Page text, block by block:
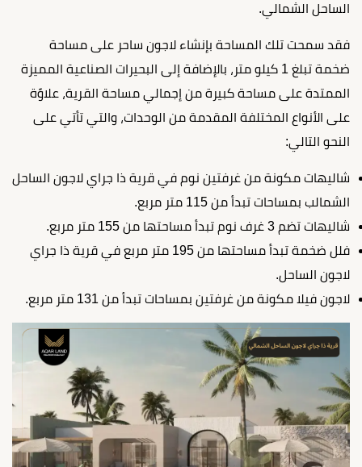
الساحل الشمالي.
فقد سمحت تلك المساحة بإنشاء لاجون ساحر على مساحة
ضخمة تبلغ 1 كيلو متر، بالإضافة إلى البحيرات الصناعية المميزة
الممتدة على مساحة كبيرة من إجمالي مساحة القرية، علاوًة
على الأنواع المختلفة المقدمة من الوحدات، والتي تأتي على
النحو التالي:
شاليهات مكونة من غرفتين نوم في قرية ذا جراي لاجون الساحل
الشمالب بمساحات تبدأ من 115 متر مربع.
شاليهات تضم 3 غرف نوم تبدأ مساحتها من 155 متر مربع.
فلل ضخمة تبدأ مساحتها من 195 متر مربع في قرية ذا جراي
لاجون الساحل.
لاجون فيلا مكونة من غرفتين بمساحات تبدأ من 131 متر مربع.